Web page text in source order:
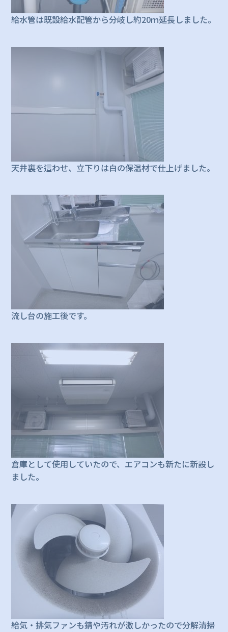
給水管は既設給水配管から分岐し約20ｍ延長しました。
天井裏を這わせ、立下りは白の保温材で仕上げました。
流し台の施工後です。
倉庫として使用していたので、エアコンも新たに新設し
ました。
給気・排気ファンも錆や汚れが激しかったので分解清掃